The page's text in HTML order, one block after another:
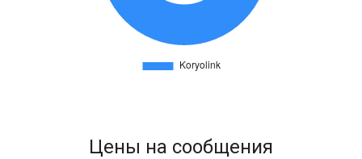
Цены на сообщения